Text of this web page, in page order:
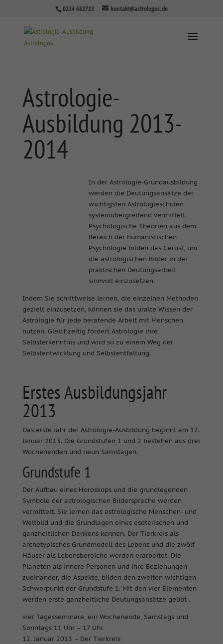
0234 683723 kontakt@astrologos.de
Astrologie-
Ausbildung 2013-
2014
In der Astrologie-Grundausbildung
werden die Deutungsansätze der
wichtigsten Astrologieschulen
systemübergreifend vermittelt.
Psychologische Theorien aus dem
Bereich der humanistischen
Psychologie bilden das Gerüst, um
die astrologischen Bilder in der
praktischen Deutungsarbeit
sinnvoll einzusetzen.
Indem Sie schrittweise lernen, die einzelnen Methoden
gezielt einzusetzen, können sie das uralte Wissen der
Astrologie für jede beratende Arbeit mit Menschen
nutzen. Gleichzeitig fördert Astrologie ihre
Selbsterkenntnis und wird so zu einem Weg der
Selbstentwicklung und Selbstentfaltung.
Erstes Ausbildungsjahr
2013
Das erste Jahr der Astrologie-Ausbildung beginnt am 12.
Januar 2013. Die Grundstufen 1 und 2 bestehen aus drei
Wochenenden und neun Samstagen.
Grundstufe 1
Der Aufbau eines Horoskops und die grundlegenden
Symbole der astrologischen Bildersprache werden
vermittelt. Sie lernen das astrologische Menschen- und
Weltbild und die Grundlagen eines esoterischen und
ganzheitlichen Denkens kennen. Der Tierkreis als
archetypisches Grundmodell des Lebens und die zwölf
Häuser als Lebensbereiche werden erarbeitet. Die
Planeten als innere Personen und ihre Beziehungen
zueinander, die Aspekte, bilden den zweiten wichtigen
Schwerpunkt der Grundstufe 1. Mit den vier Elementen
werden erste ganzheitliche Deutungsansätze geübt .
vier Tagesseminare, ein Wochenende, Samstags und
Sonntags 11 Uhr – 17 Uhr
12. Januar 2013 – Der Tierkreis